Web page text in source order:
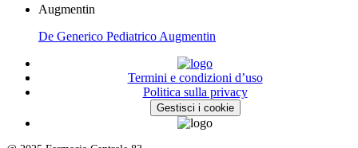
Augmentin
De Generico Pediatrico Augmentin
Termini e condizioni d’uso
Politica sulla privacy
Gestisci i cookie